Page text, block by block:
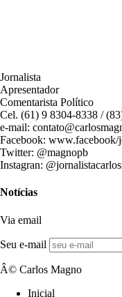
Jornalista
Apresentador
Comentarista Político
Cel. (61) 9 8304-8338 /
e-mail:
Facebook: www.facebook/
Twitter: @magnopb
Instagran:
Notícias
Via email
Seu e-mail
Â© Carlos Magno
Inicial